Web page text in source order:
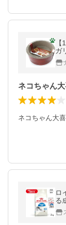
ガ
型
ぎ
ネコちゃん大
ロ
る
(